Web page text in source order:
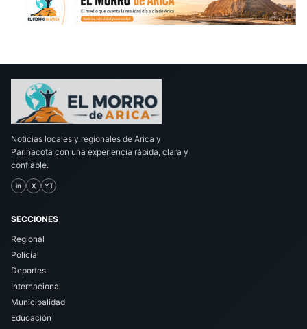
Noticias locales y regionales de Arica y
Parinacota con una experiencia rápida, clara y
confiable.
in X YT
SECCIONES
Regional
Policial
Deportes
Internacional
Municipalidad
Educación